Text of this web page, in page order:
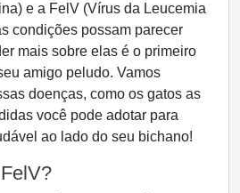
e a FelV (Vírus da Leucemia
condições possam parecer
mais sobre elas é o primeiro
amigo peludo. Vamos
doenças, como os gatos as
você pode adotar para
ao lado do seu bichano!